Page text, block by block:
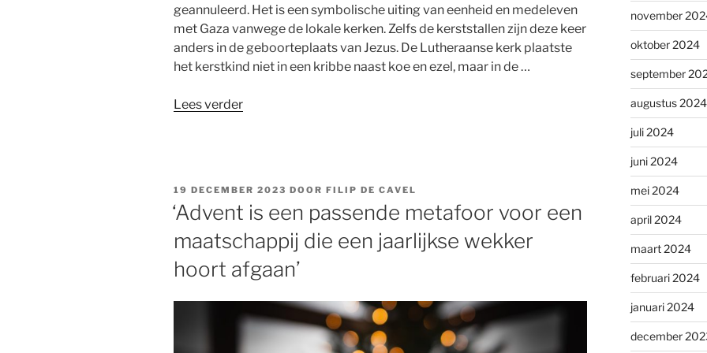
geannuleerd. Het is een symbolische uiting van eenheid en medeleven
met Gaza vanwege de lokale kerken. Zelfs de kerststallen zijn deze keer
anders in de geboorteplaats van Jezus. De Lutheraanse kerk plaatste
het kerstkind niet in een kribbe naast koe en ezel, maar in de …
Lees verder“In
worden
onder
het
in
GEPLAATST
OP
19 DECEMBER 2023 DOOR FILIP DE CAVEL
‘Advent is een passende metafoor voor een
maatschappij die een jaarlijkse wekker
hoort afgaan’
november
oktober 2024
september
augustus 2024
juli 2024
juni 2024
mei 2024
april 2024
maart 2024
februari 2024
januari 2024
december